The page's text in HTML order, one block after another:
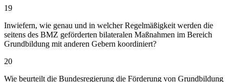
19
Inwiefern, wie genau und in welcher Regelmäßigkeit werden die
seitens des BMZ geförderten bilateralen Maßnahmen im Bereich
Grundbildung mit anderen Gebern koordiniert?
20
Wie beurteilt die Bundesregierung die Förderung von Grundbildung